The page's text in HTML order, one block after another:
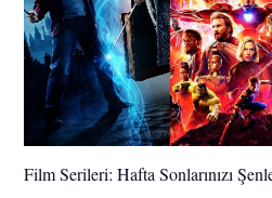
Film Serileri: Hafta Sonlarınızı